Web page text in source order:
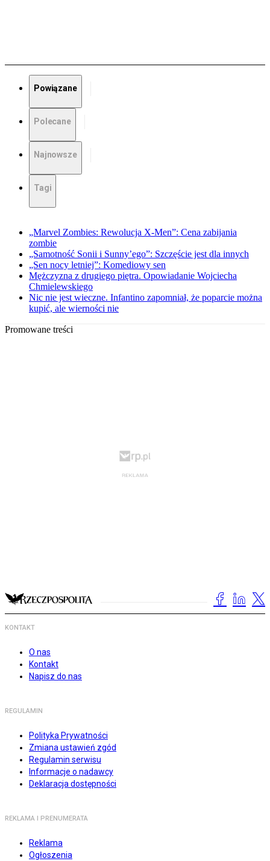
Powiązane
Polecane
Najnowsze
Tagi
„Marvel Zombies: Rewolucja X-Men”: Cena zabijania
zombie
„Samotność Sonii i Sunny’ego”: Szczęście jest dla innych
„Sen nocy letniej”: Komediowy sen
Mężczyzna z drugiego piętra. Opowiadanie Wojciecha
Chmielewskiego
Nic nie jest wieczne. Infantino zapomniał, że poparcie można
kupić, ale wierności nie
Promowane treści
KONTAKT
O nas
Kontakt
Napisz do nas
REGULAMIN
Polityka Prywatności
Zmiana ustawień zgód
Regulamin serwisu
Informacje o nadawcy
Deklaracja dostępności
REKLAMA I PRENUMERATA
Reklama
Ogłoszenia